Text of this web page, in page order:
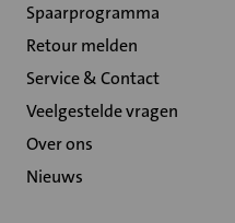
Spaarprogramma
Retour melden
Service & Contact
Veelgestelde vragen
Over ons
Nieuws